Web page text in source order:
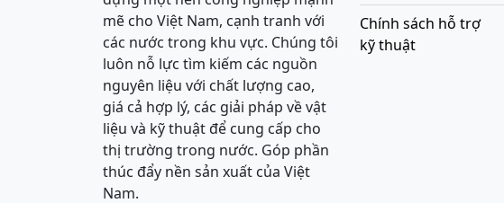
mẽ cho Việt Nam, cạnh tranh với
các nước trong khu vực. Chúng tôi
luôn nỗ lực tìm kiếm các nguồn
nguyên liệu với chất lượng cao,
giá cả hợp lý, các giải pháp về vật
liệu và kỹ thuật để cung cấp cho
thị trường trong nước. Góp phần
thúc đẩy nền sản xuất của Việt
Nam.
Chính sách hỗ trợ
kỹ thuật